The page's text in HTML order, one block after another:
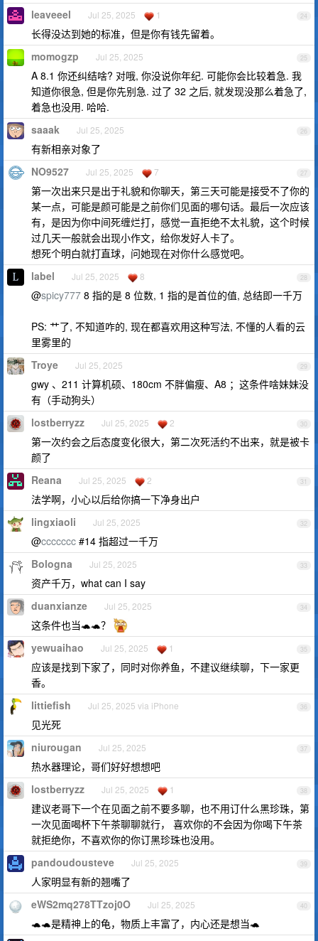
24
leaveeel Jul 25, 2025 1
长得没达到她的标准，但是你有钱先留着。
25
momogzp Jul 25, 2025
A 8.1 你还纠结啥? 对哦, 你没说你年纪. 可能你会比较着急. 我
知道你很急, 但是你先别急. 过了 32 之后, 就发现没那么着急了,
着急也没用. 哈哈.
26
saaak Jul 25, 2025
有新相亲对象了
27
NO9527 Jul 25, 2025 7
第一次出来只是出于礼貌和你聊天，第三天可能是接受不了你的
某一点，可能是颜可能是之前你们见面的哪句话。最后一次应该
有，是因为你中间死缠烂打，感觉一直拒绝不太礼貌，这个时候
过几天一般就会出现小作文，给你发好人卡了。
想死个明白就打直球，问她现在对你什么感觉吧。
28
label Jul 25, 2025 8
@spicy777 8 指的是 8 位数, 1 指的是首位的值, 总结即一千万
PS: 艹了, 不知道咋的, 现在都喜欢用这种写法, 不懂的人看的云
里雾里的
29
Troye Jul 25, 2025
gwy 、211 计算机硕、180cm 不胖偏瘦、A8 ；这条件啥妹妹没
有（手动狗头）
30
lostberryzz Jul 25, 2025 2
第一次约会之后态度变化很大，第二次死活约不出来，就是被卡
颜了
31
Reana Jul 25, 2025 2
法学啊，小心以后给你搞一下净身出户
32
lingxiaoli Jul 25, 2025
@ccccccc #14 指超过一千万
33
Bologna Jul 25, 2025
资产千万，what can I say
34
duanxianze Jul 25, 2025
这条件也当🐢🐢？
35
yewuaihao Jul 25, 2025 1
应该是找到下家了，同时对你养鱼，不建议继续聊，下一家更
香。
36
littiefish Jul 25, 2025 via iPhone
见光死
37
niurougan Jul 25, 2025
热水器理论，哥们好好想想吧
38
lostberryzz Jul 25, 2025 1
建议老哥下一个在见面之前不要多聊，也不用订什么黑珍珠，第
一次见面喝杯下午茶聊聊就行， 喜欢你的不会因为你喝下午茶
就拒绝你，不喜欢你的你订黑珍珠也没用。
39
pandoudousteve Jul 25, 2025
人家明显有新的翘嘴了
40
eWS2mq278TTzoj0O Jul 25, 2025
🐢🐢是精神上的龟，物质上丰富了，内心还是想当🐢